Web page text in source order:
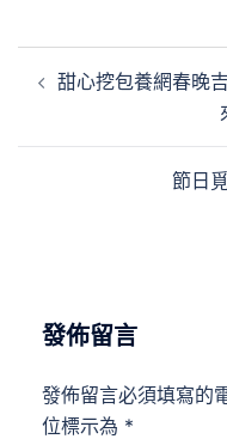
章 甜心挖包養網春晚
節日
發佈留言
發佈留言必須填寫的
位標示為 *